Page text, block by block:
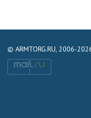
© ARMTORG.RU, 2006-